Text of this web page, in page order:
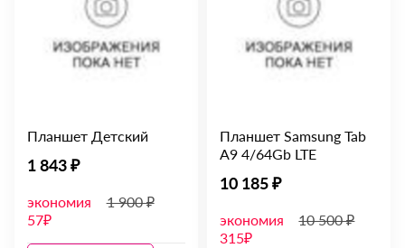
Планшет Детский
1 843 ₽
экономия
57₽
1 900 ₽
Планшет Samsung Tab
A9 4/64Gb LTE
10 185 ₽
экономия
315₽
10 500 ₽